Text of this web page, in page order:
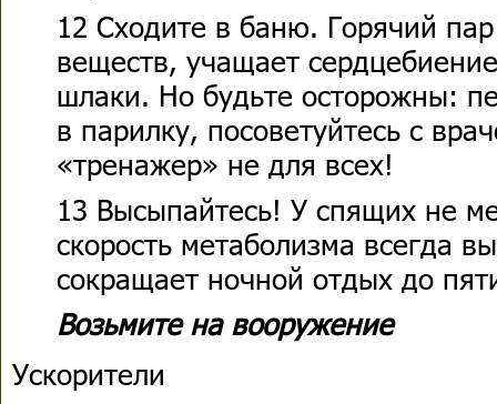
12 Сходите в баню. Горячий
веществ, учащает
шлаки. Но будьте осторожны:
в парилку, посоветуйтесь с
«тренажер» не для всех!
13 Высыпайтесь! У спящих не
скорость метаболизма всегда
сокращает ночной отдых до
Возьмите на вооружение
Ускорители